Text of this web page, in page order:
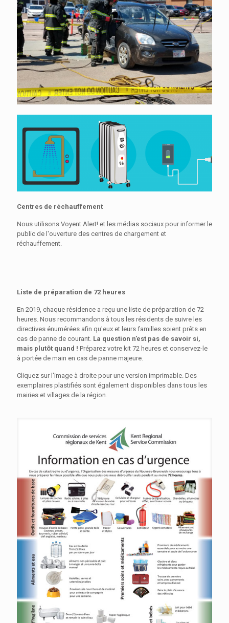
Centres de réchauffement
Nous utilisons Voyent Alert! et les médias sociaux pour informer le
public de l'ouverture des centres de chargement et
réchauffement.
Liste de préparation de 72 heures
En 2019, chaque résidence a reçu une liste de préparation de 72
heures. Nous recommandons à tous les résidents de suivre les
directives énumérées afin qu'eux et leurs familles soient prêts en
cas de panne de courant. La question n’est pas de savoir si,
mais plutôt quand ! Préparez votre kit 72 heures et conservez-le
à portée de main en cas de panne majeure.
Cliquez sur l'image à droite pour une version imprimable. Des
exemplaires plastifiés sont également disponibles dans tous les
mairies et villages de la région.